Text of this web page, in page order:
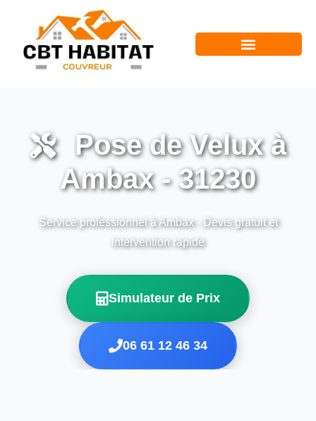
Pose de Velux à
Ambax - 31230
Service professionnel à Ambax - Devis gratuit et
intervention rapide
Simulateur de Prix
06 61 12 46 34